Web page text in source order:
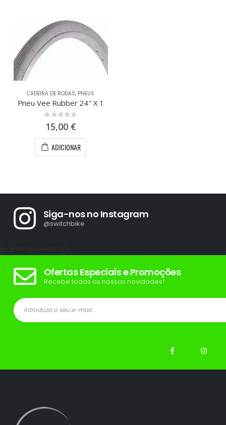
CADEIRA DE RODAS, PNEUS
Pneu Vee Rubber 24″ X 1
0out of 5
15,00 €
ADICIONAR
Siga-nos no Instagram
@switchbike
Ofertas Especiais e Promoções
Recebe todas as nossas novidades!